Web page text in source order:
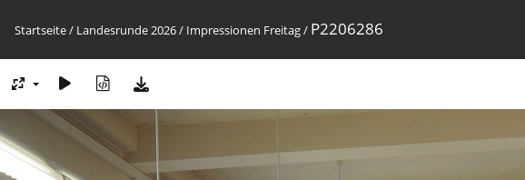
Startseite/ Landesrunde 2026/ Impressionen Freitag/ P2206286